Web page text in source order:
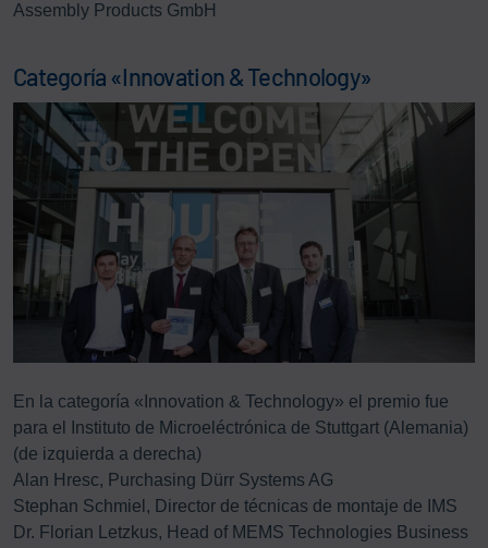
Assembly Products GmbH
Categoría «Innovation & Technology»
En la categoría «Innovation & Technology» el premio fue
para el Instituto de Microeléctrónica de Stuttgart (Alemania)
(de izquierda a derecha)
Alan Hresc, Purchasing Dürr Systems AG
Stephan Schmiel, Director de técnicas de montaje de IMS
Dr. Florian Letzkus, Head of MEMS Technologies Business